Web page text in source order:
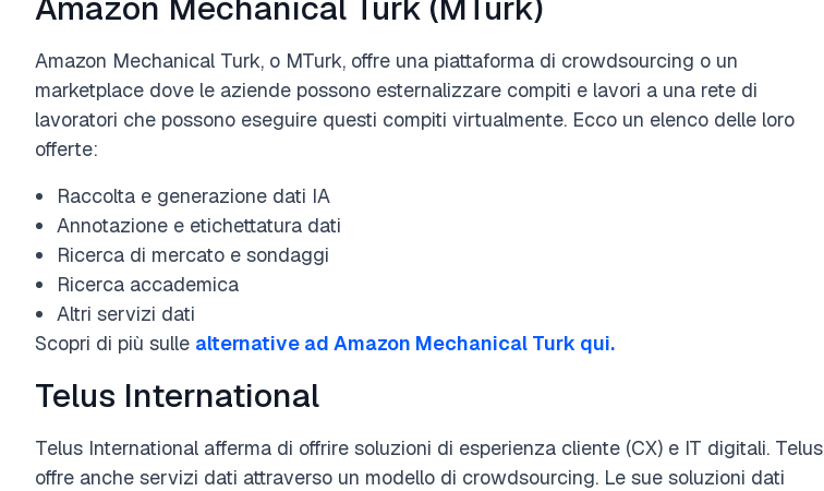
Amazon Mechanical Turk, o MTurk, offre una piattaforma di crowdsourcing o un
marketplace dove le aziende possono esternalizzare compiti e lavori a una rete di
lavoratori che possono eseguire questi compiti virtualmente. Ecco un elenco delle loro
offerte:
Raccolta e generazione dati IA
Annotazione e etichettatura dati
Ricerca di mercato e sondaggi
Ricerca accademica
Altri servizi dati
Scopri di più sulle alternative ad Amazon Mechanical Turk qui.
Telus International
Telus International afferma di offrire soluzioni di esperienza cliente (CX) e IT digitali. Telus
offre anche servizi dati attraverso un modello di crowdsourcing. Le sue soluzioni dati